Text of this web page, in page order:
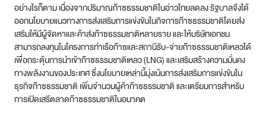
อย่างไรก็ตาม เนื่องจากปริมาณก๊าซธรรมชาติในอ่าวไทยลดลง รัฐบาลจึงได้
ออกนโยบายแนวทางการส่งเสริมการแข่งขันในกิจการก๊าซธรรมชาติโดยส่ง
เสริมให้มีผู้จัดหาและค้าส่งก๊าซธรรมชาติหลายราย และให้บริษัทเอกชน
สามารถลงทุนในโครงการท่าเรือก๊าซและสถานีรับ-จ่ายก๊าซธรรมชาติเหลวได้
เพื่อกระตุ้นการนำเข้าก๊าซธรรมชาติเหลว (LNG) และเสริมสร้างความมั่นคง
ทางพลังงานของประเทศ ซึ่งนโยบายเหล่านี้มุ่งเน้นการส่งเสริมการแข่งขันใน
ธุรกิจก๊าซธรรมชาติ เพิ่มจำนวนผู้ค้าก๊าซธรรมชาติ และเตรียมการสำหรับ
การเปิดเสรีตลาดก๊าซธรรมชาติในอนาคต